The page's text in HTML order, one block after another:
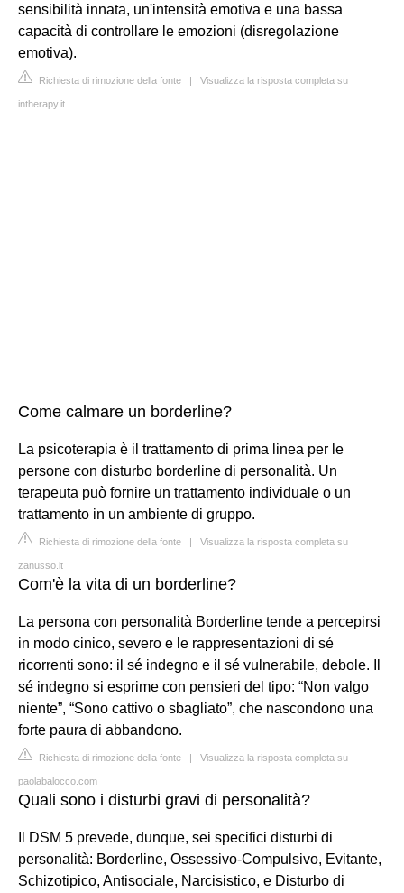
sensibilità innata, un'intensità emotiva e una bassa
capacità di controllare le emozioni (disregolazione
emotiva).
Richiesta di rimozione della fonte | Visualizza la risposta completa su
intherapy.it
Come calmare un borderline?
La psicoterapia è il trattamento di prima linea per le
persone con disturbo borderline di personalità. Un
terapeuta può fornire un trattamento individuale o un
trattamento in un ambiente di gruppo.
Richiesta di rimozione della fonte | Visualizza la risposta completa su
zanusso.it
Com'è la vita di un borderline?
La persona con personalità Borderline tende a percepirsi
in modo cinico, severo e le rappresentazioni di sé
ricorrenti sono: il sé indegno e il sé vulnerabile, debole. Il
sé indegno si esprime con pensieri del tipo: “Non valgo
niente”, “Sono cattivo o sbagliato”, che nascondono una
forte paura di abbandono.
Richiesta di rimozione della fonte | Visualizza la risposta completa su
paolabalocco.com
Quali sono i disturbi gravi di personalità?
Il DSM 5 prevede, dunque, sei specifici disturbi di
personalità: Borderline, Ossessivo-Compulsivo, Evitante,
Schizotipico, Antisociale, Narcisistico, e Disturbo di